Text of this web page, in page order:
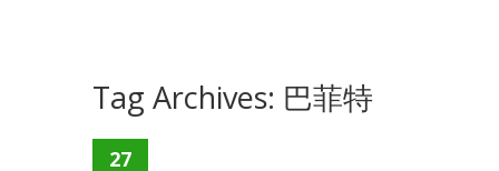
Tag Archives: 巴菲特
27